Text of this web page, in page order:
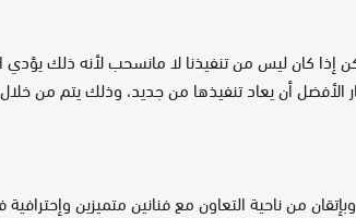
إذا كان ليس من تنفيذنا لا مانسحب لأنه ذلك
أن يعاد تنفيذها من جديد، وذلك يتم من
من ناحية التعاون مع فنانين متميزين